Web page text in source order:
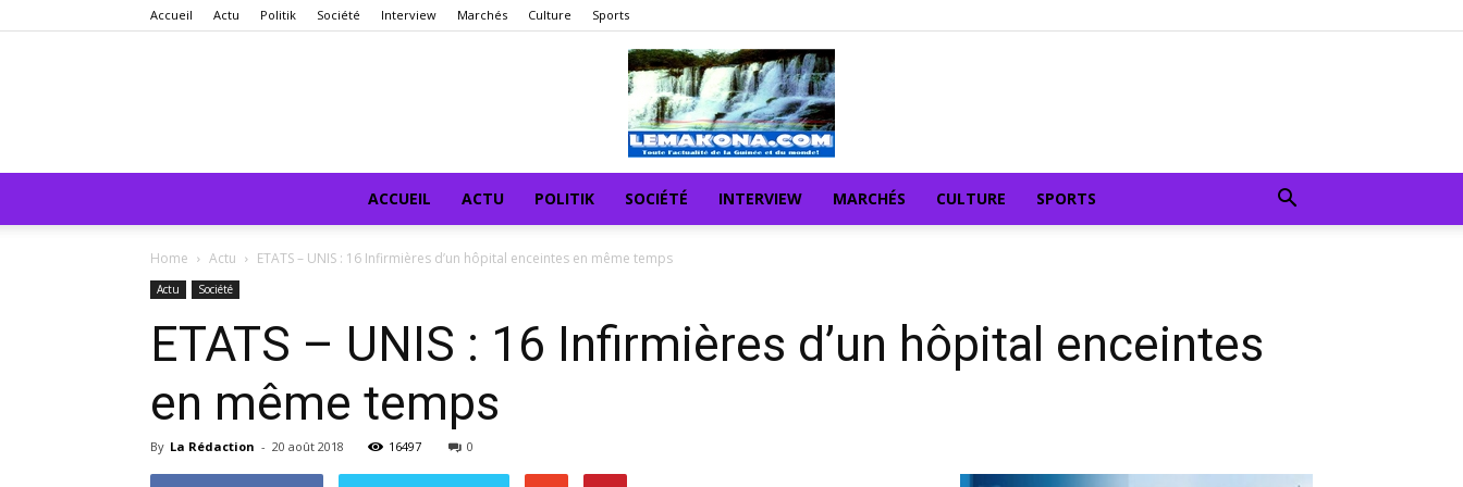
Accueil Actu Politik Société Interview Marchés Culture Sports
ACCUEIL ACTU POLITIK SOCIÉTÉ INTERVIEW MARCHÉS CULTURE SPORTS
Home Actu ETATS – UNIS : 16 Infirmières d’un hôpital enceintes en même temps
Actu Société
ETATS – UNIS : 16 Infirmières d’un hôpital enceintes
en même temps
By La Rédaction - 20 août 2018 16497 0